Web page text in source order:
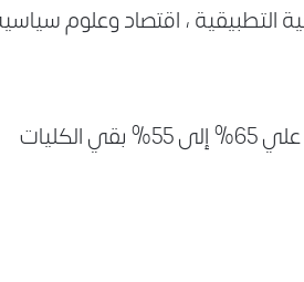
التطبيقية ، اقتصاد وعلوم
الكليات